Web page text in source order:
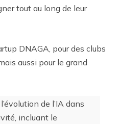
tout au long de leur
DNAGA, pour des clubs
aussi pour le grand
de l’IA dans
incluant le